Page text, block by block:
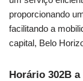
proporcionando
facilitando a
capital, Belo
Horário 302B